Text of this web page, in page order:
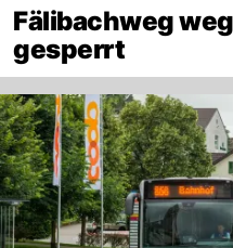
Fälibachweg
gesperrt